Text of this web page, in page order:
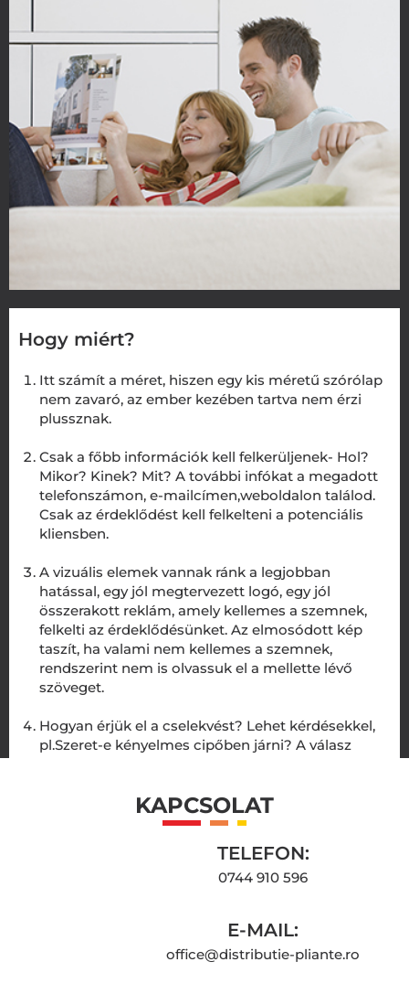
Hogy miért?
Itt számít a méret, hiszen egy kis méretű szórólap
nem zavaró, az ember kezében tartva nem érzi
plussznak.
Csak a főbb információk kell felkerüljenek- Hol?
Mikor? Kinek? Mit? A további infókat a megadott
telefonszámon, e-mailcímen,weboldalon találod.
Csak az érdeklődést kell felkelteni a potenciális
kliensben.
A vizuális elemek vannak ránk a legjobban
hatással, egy jól megtervezett logó, egy jól
összerakott reklám, amely kellemes a szemnek,
felkelti az érdeklődésünket. Az elmosódott kép
taszít, ha valami nem kellemes a szemnek,
rendszerint nem is olvassuk el a mellette lévő
szöveget.
Hogyan érjük el a cselekvést? Lehet kérdésekkel,
pl.Szeret-e kényelmes cipőben járni? A válasz
elektomos kapcsolók? Mi megoldjuk! Forduljon
KAPCSOLAT
TELEFON:
0744 910 596
E-MAIL:
office@distributie-pliante.ro